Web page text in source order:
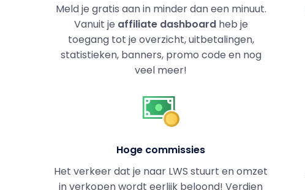
Meld je gratis aan in minder dan een minuut.
Vanuit je affiliate dashboardheb je
toegang tot je overzicht, uitbetalingen,
statistieken, banners, promo code en nog
veel meer!
Hoge commissies
Het verkeer dat je naar LWS stuurt en omzet
in verkopen wordt eerlijk beloond! Verdien